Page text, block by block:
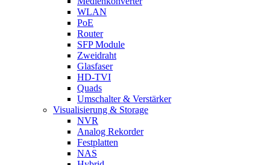
WLAN
PoE
Router
SFP Module
Zweidraht
Glasfaser
HD-TVI
Quads
Umschalter & Verstärker
Visualisierung & Storage
NVR
Analog Rekorder
Festplatten
NAS